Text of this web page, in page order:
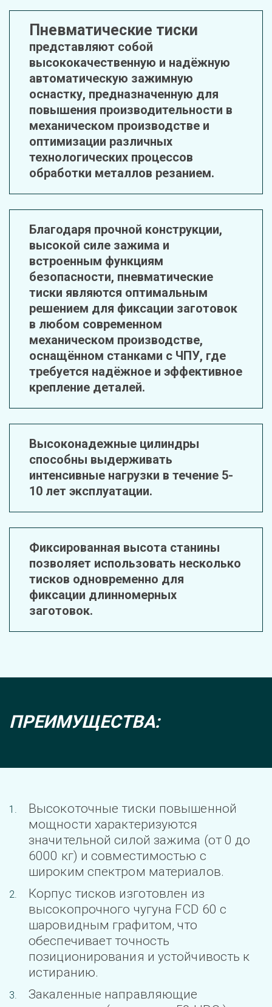
Пневматические тиски
представляют собой
высококачественную и надёжную
автоматическую зажимную
оснастку, предназначенную для
повышения производительности в
механическом производстве и
оптимизации различных
технологических процессов
обработки металлов резанием.
Благодаря прочной конструкции,
высокой силе зажима и
встроенным функциям
безопасности, пневматические
тиски являются оптимальным
решением для фиксации заготовок
в любом современном
механическом производстве,
оснащённом станками с ЧПУ, где
требуется надёжное и эффективное
крепление деталей.
Высоконадежные цилиндры
способны выдерживать
интенсивные нагрузки в течение 5-
10 лет эксплуатации.
Фиксированная высота станины
позволяет использовать несколько
тисков одновременно для
фиксации длинномерных
заготовок.
ПРЕИМУЩЕСТВА:
Высокоточные тиски повышенной
мощности характеризуются
значительной силой зажима (от 0 до
6000 кг) и совместимостью с
широким спектром материалов.
Корпус тисков изготовлен из
высокопрочного чугуна FCD 60 с
шаровидным графитом, что
обеспечивает точность
позиционирования и устойчивость к
истиранию.
Закаленные направляющие